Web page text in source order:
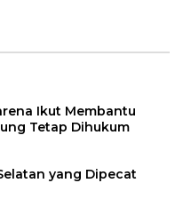
Ikut Membantu
Tetap Dihukum
yang Dipecat